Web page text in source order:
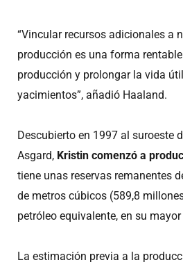
“Vincular recursos adicionales a
producción es una forma
producción y prolongar la vida
yacimientos”, añadió Haaland.
Descubierto en 1997 al suroeste
Asgard, Kristin comenzó a
tiene unas reservas remanentes
de metros cúbicos (589,8
petróleo equivalente, en su
La estimación previa a la